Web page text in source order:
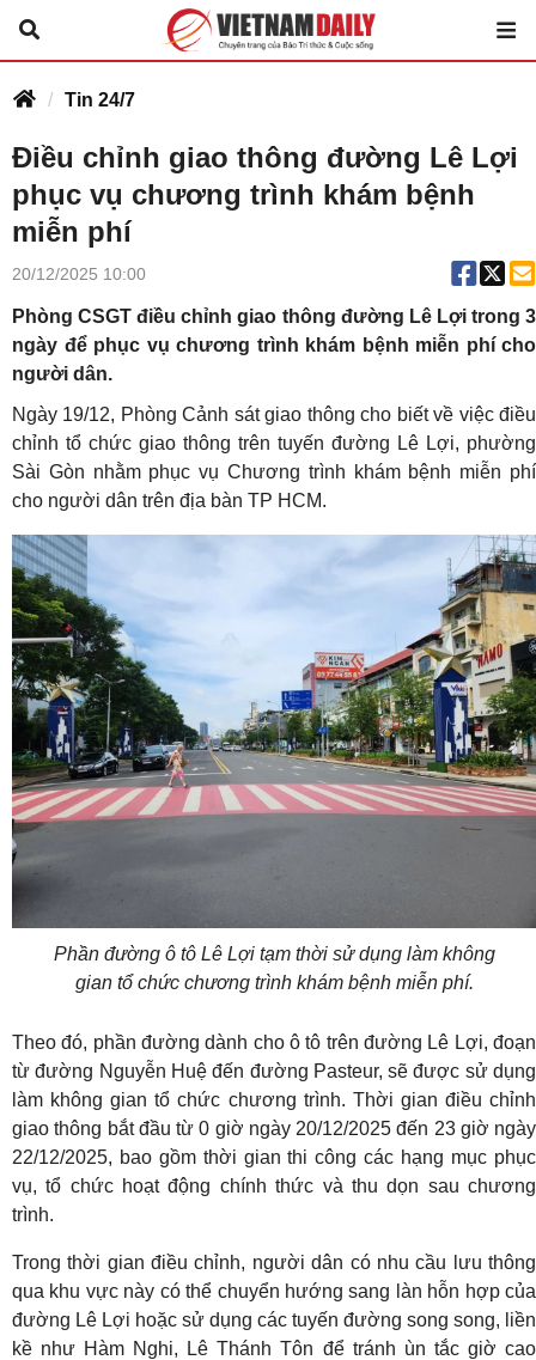
Tin 24/7
Điều chỉnh giao thông đường Lê Lợi
phục vụ chương trình khám bệnh
miễn phí
20/12/2025 10:00
Phòng CSGT điều chỉnh giao thông đường Lê Lợi trong 3
ngày để phục vụ chương trình khám bệnh miễn phí cho
người dân.
Ngày 19/12, Phòng Cảnh sát giao thông cho biết về việc điều
chỉnh tổ chức giao thông trên tuyến đường Lê Lợi, phường
Sài Gòn nhằm phục vụ Chương trình khám bệnh miễn phí
cho người dân trên địa bàn TP HCM.
Phần đường ô tô Lê Lợi tạm thời sử dụng làm không
gian tổ chức chương trình khám bệnh miễn phí.
Theo đó, phần đường dành cho ô tô trên đường Lê Lợi, đoạn
từ đường Nguyễn Huệ đến đường Pasteur, sẽ được sử dụng
làm không gian tổ chức chương trình. Thời gian điều chỉnh
giao thông bắt đầu từ 0 giờ ngày 20/12/2025 đến 23 giờ ngày
22/12/2025, bao gồm thời gian thi công các hạng mục phục
vụ, tổ chức hoạt động chính thức và thu dọn sau chương
trình.
Trong thời gian điều chỉnh, người dân có nhu cầu lưu thông
qua khu vực này có thể chuyển hướng sang làn hỗn hợp của
đường Lê Lợi hoặc sử dụng các tuyến đường song song, liền
kề như Hàm Nghi, Lê Thánh Tôn để tránh ùn tắc giờ cao